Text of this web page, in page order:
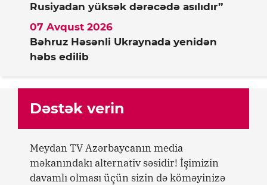
Rusiyadan yüksək dərəcədə asılıdır”
Bəhruz Həsənli Ukraynada yenidən
həbs edilib
07 Avqust 2026
Dəstək verin
Meydan TV Azərbaycanın media
məkanındakı alternativ səsidir! İşimizin
davamlı olması üçün sizin də köməyinizə